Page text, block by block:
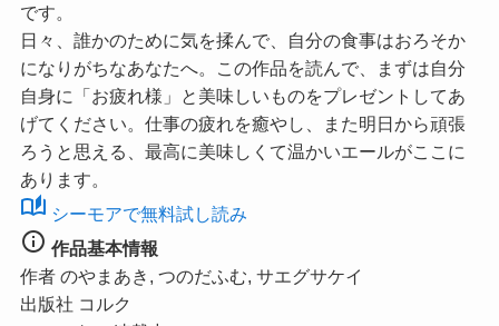
です。
日々、誰かのために気を揉んで、自分の食事はおろそか
になりがちなあなたへ。この作品を読んで、まずは自分
自身に「お疲れ様」と美味しいものをプレゼントしてあ
げてください。仕事の疲れを癒やし、また明日から頑張
ろうと思える、最高に美味しくて温かいエールがここに
あります。
auto_stories シーモアで無料試し読み
info 作品基本情報
作者 のやまあき, つのだふむ, サエグサケイ
出版社 コルク